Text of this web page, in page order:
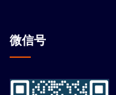
微信号